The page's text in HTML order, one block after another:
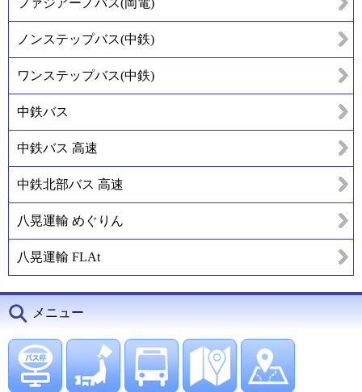
ファジアーノバス(岡電)
ノンステップバス(中鉄)
ワンステップバス(中鉄)
中鉄バス
中鉄バス 高速
中鉄北部バス 高速
八晃運輸 めぐりん
八晃運輸 FLAt
メニュー